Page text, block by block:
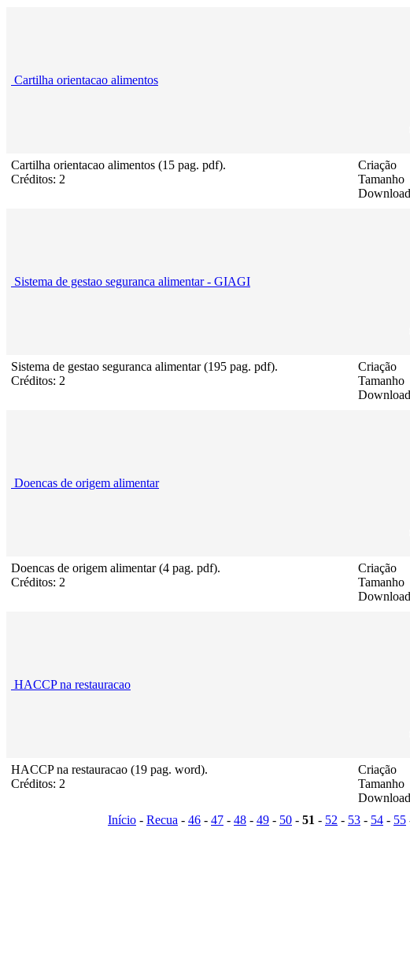
Cartilha orientacao alimentos
Cartilha orientacao alimentos (15 pag. pdf).
Créditos: 2
Criação
Tamanho
Sistema de gestao seguranca alimentar - GIAGI
Sistema de gestao seguranca alimentar (195 pag. pdf).
Créditos: 2
Criação
Tamanho
Doencas de origem alimentar
Doencas de origem alimentar (4 pag. pdf).
Créditos: 2
Criação
Tamanho
HACCP na restauracao
HACCP na restauracao (19 pag. word).
Créditos: 2
Criação
Tamanho
Início - Recua - 46 - 47 - 48 - 49 - 50 - 51 - 52 - 53 - 54 - 55